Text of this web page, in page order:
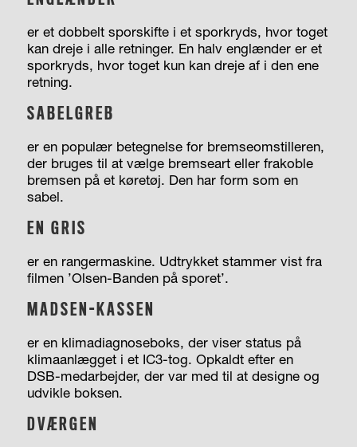
er et dobbelt sporskifte i et sporkryds, hvor toget
kan dreje i alle retninger. En halv englænder er et
sporkryds, hvor toget kun kan dreje af i den ene
retning.
SABELGREB
er en populær betegnelse for bremseomstilleren,
der bruges til at vælge bremseart eller frakoble
bremsen på et køretøj. Den har form som en
sabel.
EN GRIS
er en rangermaskine. Udtrykket stammer vist fra
filmen ’Olsen-Banden på sporet’.
MADSEN-KASSEN
er en klimadiagnoseboks, der viser status på
klimaanlægget i et IC3-tog. Opkaldt efter en
DSB-medarbejder, der var med til at designe og
udvikle boksen.
DVÆRGEN